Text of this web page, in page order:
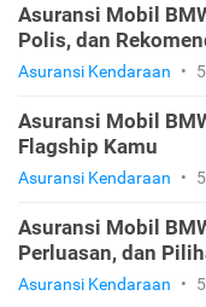
Asuransi Mobil
Polis, dan
Asuransi Kendaraan •
Asuransi Mobil
Flagship Kamu
Asuransi Kendaraan •
Asuransi Mobil
Perluasan, dan
Asuransi Kendaraan •